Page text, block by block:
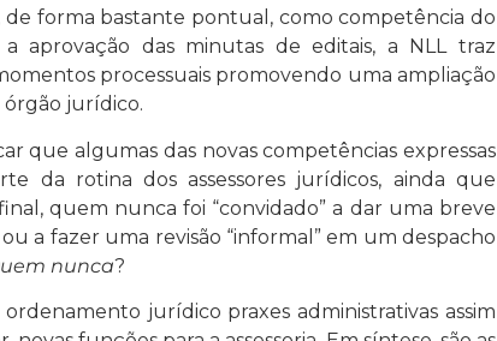
de forma bastante pontual, como competência do
aprovação das minutas de editais, a NLL traz
processuais promovendo uma ampliação
jurídico.
que algumas das novas competências expressas
da rotina dos assessores jurídicos, ainda que
quem nunca foi “convidado” a dar uma breve
a fazer uma revisão “informal” em um despacho
nunca?
jurídico praxes administrativas assim